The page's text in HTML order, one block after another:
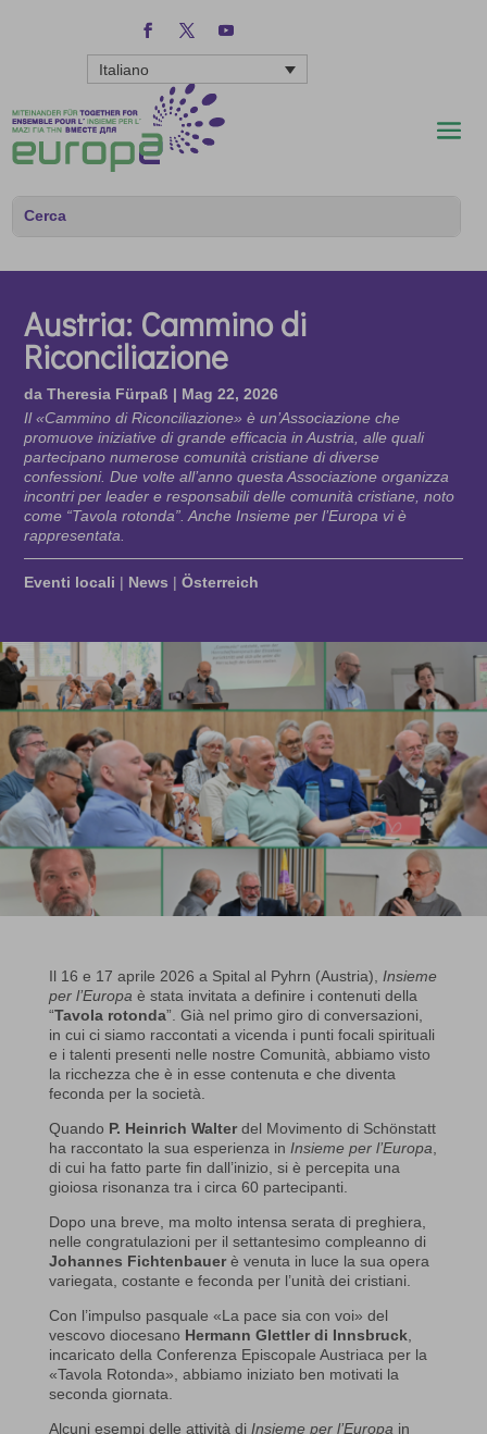
Italiano
Austria: Cammino di
Riconciliazione
daTheresia Fürpaß | Mag 22, 2026
Il «Cammino di Riconciliazione» è un’Associazione che
promuove iniziative di grande efficacia in Austria, alle quali
partecipano numerose comunità cristiane di diverse
confessioni. Due volte all’anno questa Associazione organizza
incontri per leader e responsabili delle comunità cristiane, noto
come “Tavola rotonda”. Anche Insieme per l’Europa vi è
rappresentata.
Eventi locali | News |Österreich
Il 16 e 17 aprile 2026 a Spital al Pyhrn (Austria), Insieme
per l’Europa è stata invitata a definire i contenuti della
“Tavola rotonda”. Già nel primo giro di conversazioni,
in cui ci siamo raccontati a vicenda i punti focali spirituali
e i talenti presenti nelle nostre Comunità, abbiamo visto
la ricchezza che è in esse contenuta e che diventa
feconda per la società.
Quando P. Heinrich Walterdel Movimento di Schönstatt
ha raccontato la sua esperienza in Insieme per l’Europa
di cui ha fatto parte fin dall’inizio, si è percepita una
gioiosa risonanza tra i circa 60 partecipanti.
Dopo una breve, ma molto intensa serata di preghiera,
nelle congratulazioni per il settantesimo compleanno di
Johannes Fichtenbauerè venuta in luce la sua opera
variegata, costante e feconda per l’unità dei cristiani.
Con l’impulso pasquale «La pace sia con voi» del
vescovo diocesano Hermann Glettler di Innsbruck
incaricato della Conferenza Episcopale Austriaca per la
«Tavola Rotonda», abbiamo iniziato ben motivati la
seconda giornata.
Alcuni esempi delle attività di Insieme per l’Europa in